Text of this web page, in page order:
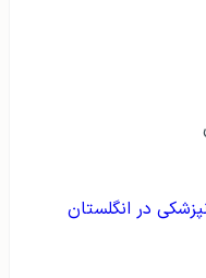
در انگلستان